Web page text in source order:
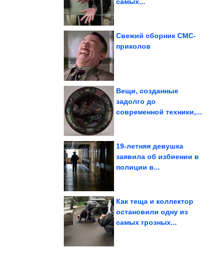
ненужных пластиковых
бутылок
Свежий сборник СМС-
приколов
Вещи, созданные
задолго до
современной техники,...
Юмор из соцсетей
19-летняя девушка
заявила об избиении в
полиции в...
жемчужина Северной
Как теща и коллектор
остановили одну из
самых грозных...